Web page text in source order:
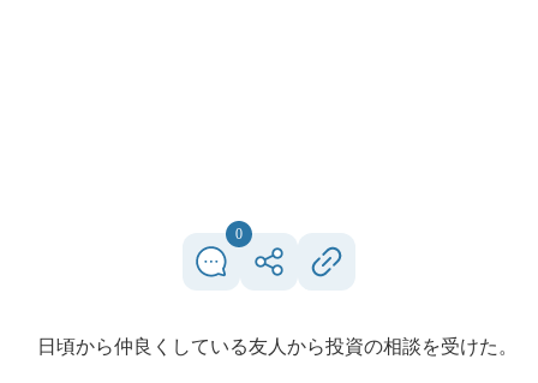
0
日頃から仲良くしている友人から投資の相談を受けた。